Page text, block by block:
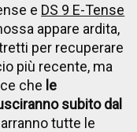
e DS 9 E-Tense
appare ardita,
per recuperare
più recente, ma
che le
subito dal
tutte le